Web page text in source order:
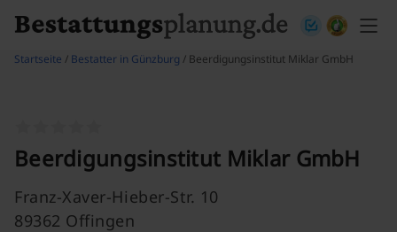
Startseite / Bestatter in Günzburg / Beerdigungsinstitut Miklar GmbH
Beerdigungsinstitut Miklar GmbH
Franz-Xaver-Hieber-Str. 10
89362 Offingen